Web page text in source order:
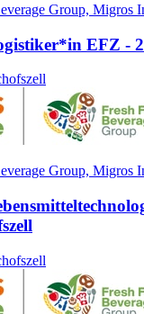
Group, Migros
EFZ -
Group, Migros